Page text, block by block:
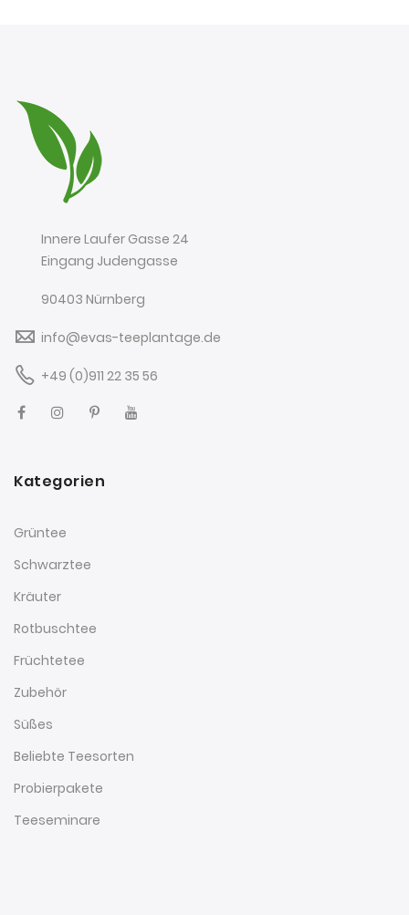
Innere Laufer Gasse 24
Eingang Judengasse
90403 Nürnberg
info@evas-teeplantage.de
+49 (0)911 22 35 56
Kategorien
Grüntee
Schwarztee
Kräuter
Rotbuschtee
Früchtetee
Zubehör
Süßes
Beliebte Teesorten
Probierpakete
Teeseminare